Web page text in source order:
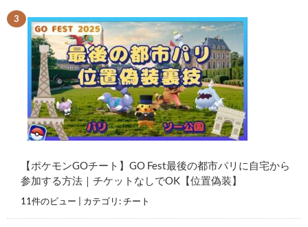
【ポケモンGOチート】GO Fest最後の都市パリに自宅から
参加する方法｜チケットなしでOK【位置偽装】
11件のビュー カテゴリ:チート